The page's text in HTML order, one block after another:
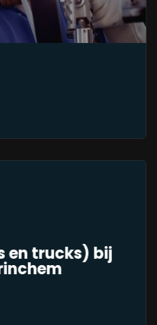
en trucks) bij